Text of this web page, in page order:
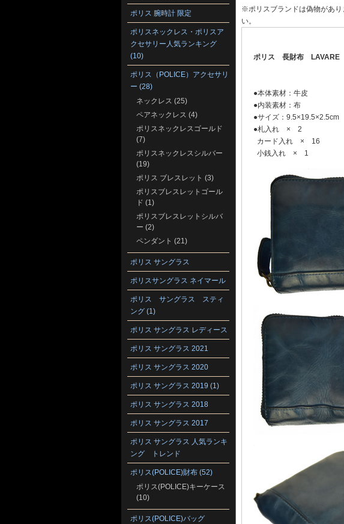
※ポリスブランドは偽物があり
い。
ポリス 長財布 LAVARE
●本体素材：牛皮
●内装素材：布
●サイズ：9.5×19.5×2.5cm
●札入れ × 2
カード入れ × 16
小銭入れ × 1
ポリス 腕時計 限定
ポリスネックレス・ポリスア
クセサリー人気ランキング
(10)
ポリス（POLICE）アクセサリ
ー (28)
ネックレス (25)
ペアネックレス (4)
ポリスネックレスゴールド
(7)
ポリスネックレスシルバー
(19)
ポリス ブレスレット (3)
ポリスブレスレットゴール
ド (1)
ポリスブレスレットシルバ
ー (2)
ペンダント (21)
ポリス サングラス
ポリスサングラス ネイマール
ポリス サングラス スティ
ング (1)
ポリス サングラス レディース
ポリス サングラス 2021
ポリス サングラス 2020
ポリス サングラス 2019 (1)
ポリス サングラス 2018
ポリス サングラス 2017
ポリス サングラス 人気ランキ
ング トレンド
ポリス(POLICE)財布 (52)
ポリス(POLICE)キーケース
(10)
ポリス(POLICE)バッグ